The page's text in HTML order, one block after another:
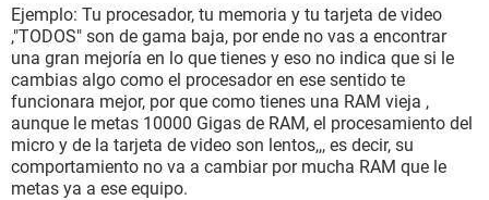
Ejemplo: Tu procesador, tu memoria y tu tarjeta de video
,"TODOS" son de gama baja, por ende no vas a encontrar
una gran mejoría en lo que tienes y eso no indica que si le
cambias algo como el procesador en ese sentido te
funcionara mejor, por que como tienes una RAM vieja ,
aunque le metas 10000 Gigas de RAM, el procesamiento del
micro y de la tarjeta de video son lentos,,, es decir, su
comportamiento no va a cambiar por mucha RAM que le
metas ya a ese equipo.